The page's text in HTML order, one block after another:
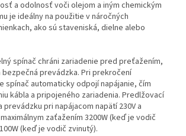
a odolnosť voči olejom a iným chemickým
je ideálny na použitie v náročných
ako sú staveniská, dielne alebo
spínač chráni zariadenie pred preťažením,
bezpečná prevádzka. Pri prekročení
spínač automaticky odpojí napájanie, čím
kábla a pripojeného zariadenia. Predlžovací
prevádzku pri napájacom napätí 230V a
zaťažením 3200W (keď je vodič
(keď je vodič zvinutý).